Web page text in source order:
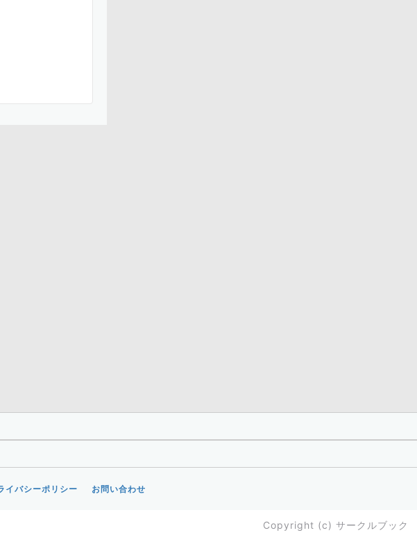
イバシーポリシー お問い合わせ
Copyright (c) サークルブック